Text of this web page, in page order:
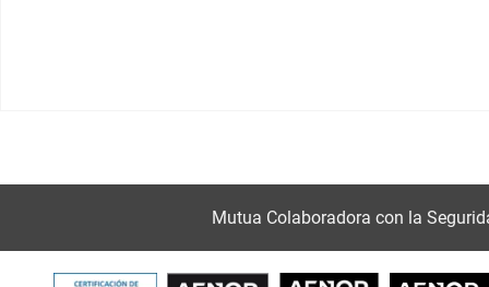
Mutua Colaboradora con la